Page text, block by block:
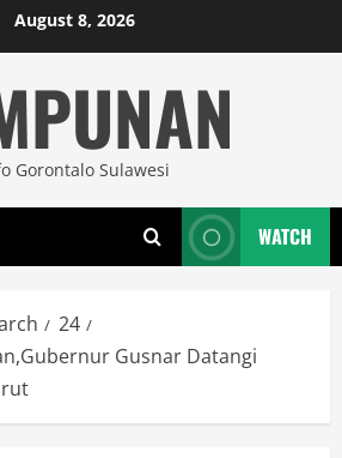
August 8, 2026
Gorontalo Sulawesi
WATCH
24
Gusnar Datangi